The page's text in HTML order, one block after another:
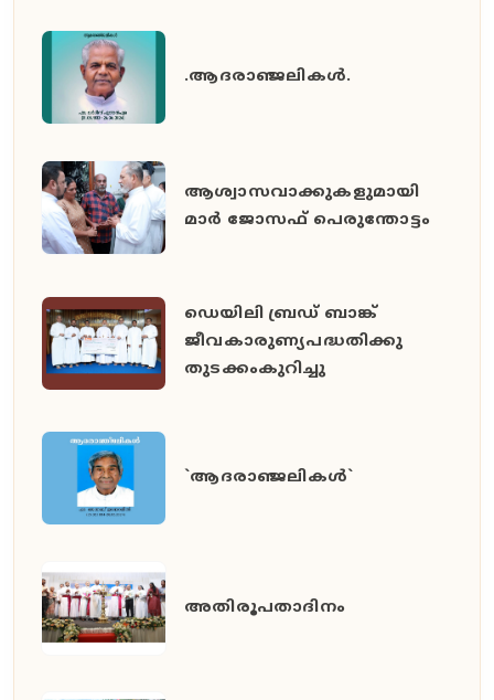
.ആദരാഞ്ജലികൾ.
ആശ്വാസവാക്കുകളുമായി
മാർ ജോസഫ് പെരുന്തോട്ടം
ഡെയിലി ബ്രഡ് ബാങ്ക്
ജീവകാരുണ്യപദ്ധതിക്കു
തുടക്കംകുറിച്ചു
`ആദരാഞ്ജലികൾ`
അതിരൂപതാദിനം